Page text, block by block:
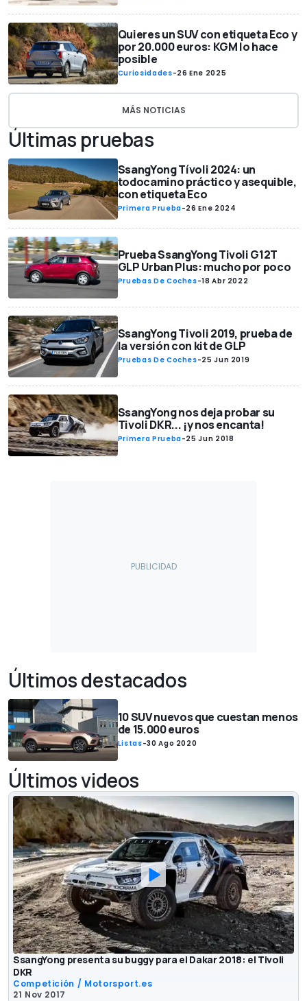
Quieres un SUV con etiqueta Eco y
por 20.000 euros: KGM lo hace
posible
Curiosidades-26 Ene 2025
MÁS NOTICIAS
Últimas pruebas
SsangYong Tívoli 2024: un
todocamino práctico y asequible,
con etiqueta Eco
Primera Prueba-26 Ene 2024
Prueba SsangYong Tivoli G12T
GLP Urban Plus: mucho por poco
Pruebas De Coches-18 Abr 2022
SsangYong Tivoli 2019, prueba de
la versión con kit de GLP
Pruebas De Coches-25 Jun 2019
SsangYong nos deja probar su
Tivoli DKR... ¡y nos encanta!
Primera Prueba-25 Jun 2018
Últimos destacados
10 SUV nuevos que cuestan menos
de 15.000 euros
Listas-30 Ago 2020
Últimos videos
SsangYong presenta su buggy para el Dakar 2018: el Tivoli
DKR
Competición / Motorsport.es
21 Nov 2017